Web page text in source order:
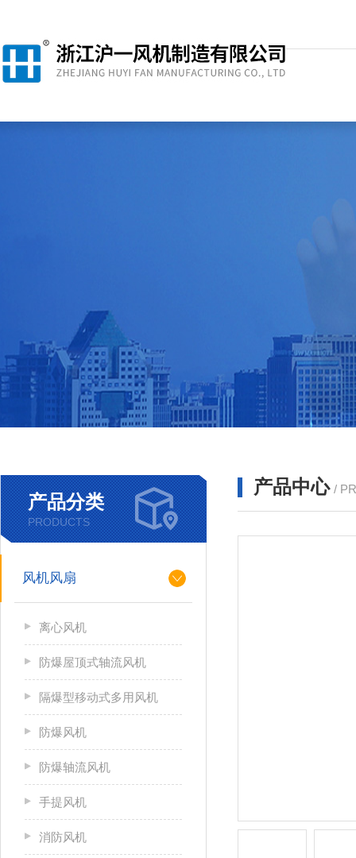
产品分类
PRODUCTS
风机风扇
离心风机
防爆屋顶式轴流风机
隔爆型移动式多用风机
防爆风机
防爆轴流风机
手提风机
消防风机
产品中心 /